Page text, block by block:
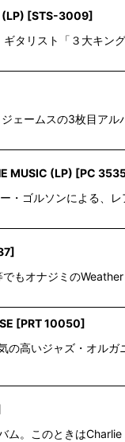
(LP) [STS-3009]
タリスト「３大キ
ェームスの3枚目ア
MUSIC (LP) [PC
・ゴルソンによる
]
もオナジミの
[PRT 10050]
の高いジャズ・オル
ム。このときは